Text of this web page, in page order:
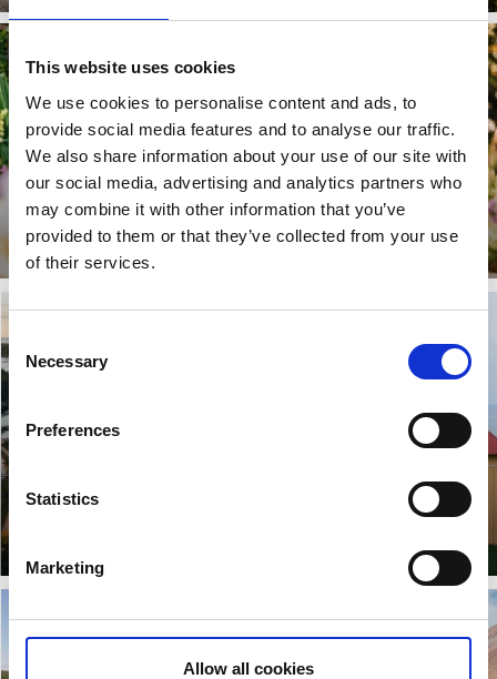
This website uses cookies
We use cookies to personalise content and ads, to
provide social media features and to analyse our traffic.
We also share information about your use of our site with
our social media, advertising and analytics partners who
may combine it with other information that you’ve
provided to them or that they’ve collected from your use
of their services.
Consent
Selection
Necessary
Preferences
Statistics
Marketing
Allow all cookies
Jardins de l’ouest de la Suède
Lisez plus
Expériences
Lisez plus
Visitez une petite